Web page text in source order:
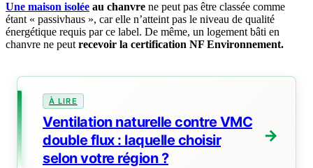
Une maison isolée au chanvre ne peut pas être classée comme
étant « passivhaus », car elle n’atteint pas le niveau de qualité
énergétique requis par ce label. De même, un logement bâti en
chanvre ne peut recevoir la certification NF Environnement.
Ventilation naturelle contre VMC
double flux : laquelle choisir
selon votre région ?